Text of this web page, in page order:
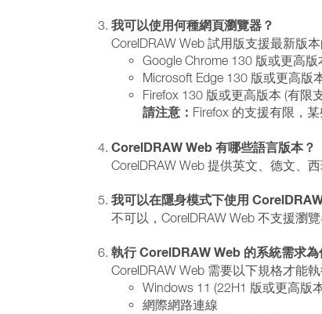
我可以使用何種網頁瀏覽器？
CorelDRAW Web 試用版支援最新版
Google Chrome 130 版或更高版
Microsoft Edge 130 版或更高版
Firefox 130 版或更高版本 (有限
請注意： Firefox 的支援有限，
CorelDRAW Web 有哪些語言版本？
CorelDRAW Web 提供英文、德文、
我可以在隱身模式下使用
不可以，CorelDRAW Web 不支援瀏覽
執行 CorelDRAW Web 的系統需求為
CorelDRAW Web 需要以下規格才能執
Windows 11 (22H1 版或更高版
網際網路連線